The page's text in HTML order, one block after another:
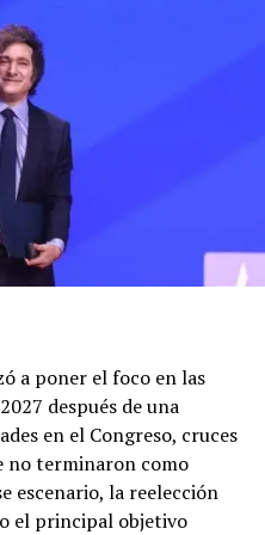
de la Ley de
de nocaut a
los gobernadores
“Rolo” Figueroa
(Misiones) hicieron
en contra. Luego,
fuentes del Ejecutivo.
Banco Central en el
su programa y la
como una de las
de su gestión.
a poner el foco en las
después de una
en el Congreso, cruces
no terminaron como
escenario, la reelección
el principal objetivo